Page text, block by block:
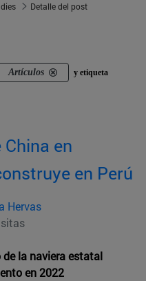
Detalle del post
Artículos y etiqueta
en
en Perú
Hervas
de la naviera estatal
en 2022